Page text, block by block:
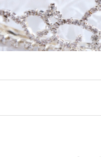
フ